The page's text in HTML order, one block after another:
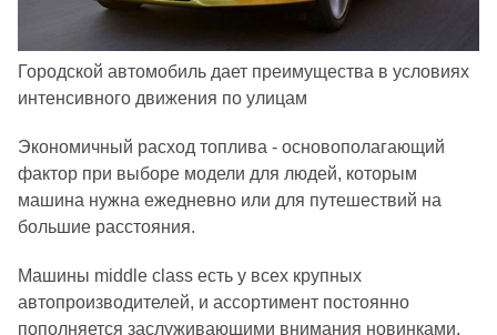
Городской автомобиль дает преимущества в условиях
интенсивного движения по улицам
Экономичный расход топлива - основополагающий
фактор при выборе модели для людей, которым
машина нужна ежедневно или для путешествий на
большие расстояния.
Машины middle class есть у всех крупных
автопроизводителей, и ассортимент постоянно
пополняется заслуживающими внимания новинками.